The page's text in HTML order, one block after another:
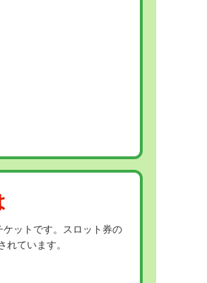
ットです。スロット券の
ています。